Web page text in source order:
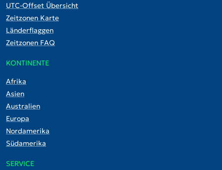
UTC-Offset Übersicht
Zeitzonen Karte
Länderflaggen
Zeitzonen FAQ
KONTINENTE
Afrika
Asien
Australien
Europa
Nordamerika
Südamerika
SERVICE